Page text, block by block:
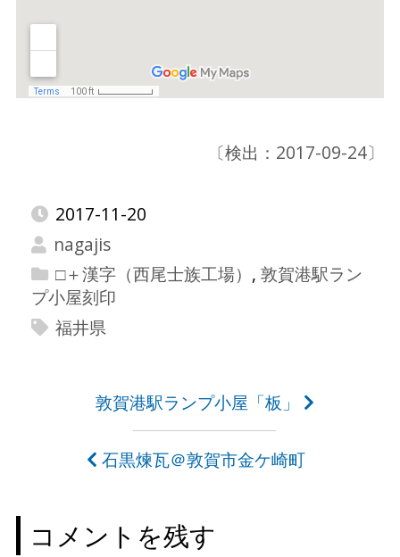
〔検出：2017-09-24〕
2017-11-20
nagajis
□＋漢字（西尾士族工場） , 敦賀港駅ラン
プ小屋刻印
福井県
ビ
ゲ
敦賀港駅ランプ小屋「板」
石黒煉瓦＠敦賀市金ケ崎町
コメントを残す